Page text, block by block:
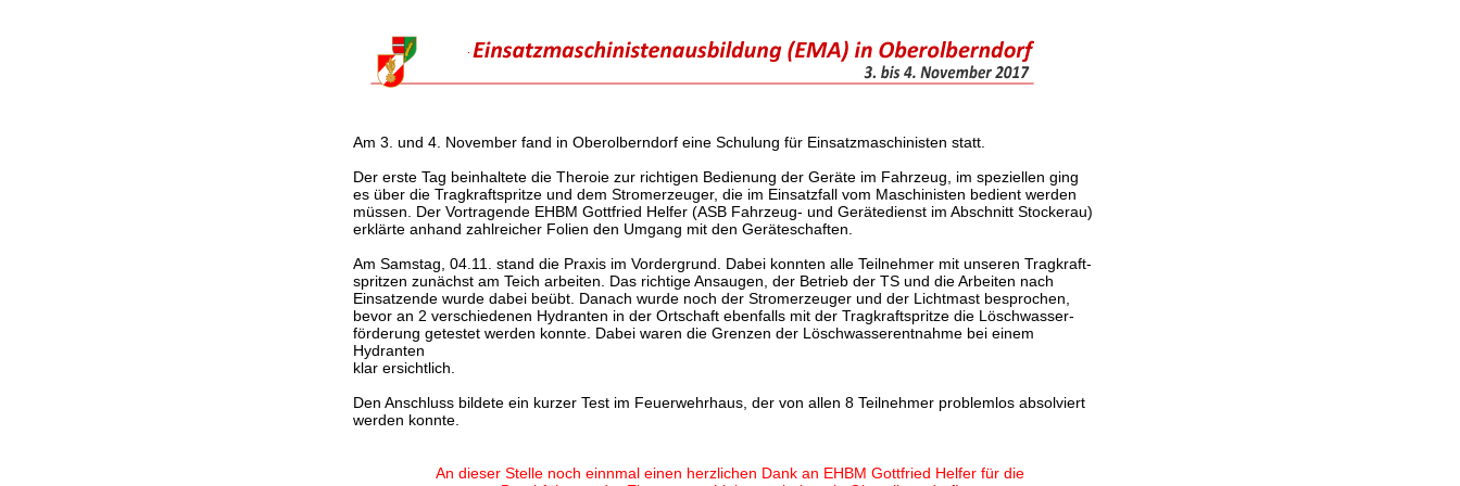
Am 3. und 4. November fand in Oberolberndorf eine Schulung für Einsatzmaschinisten statt.
Der erste Tag beinhaltete die Theroie zur richtigen Bedienung der Geräte im Fahrzeug, im speziellen ging
es über die Tragkraftspritze und dem Stromerzeuger, die im Einsatzfall vom Maschinisten bedient werden
müssen. Der Vortragende EHBM Gottfried Helfer (ASB Fahrzeug- und Gerätedienst im Abschnitt Stockerau)
erklärte anhand zahlreicher Folien den Umgang mit den Geräteschaften.
Am Samstag, 04.11. stand die Praxis im Vordergrund. Dabei konnten alle Teilnehmer mit unseren Tragkraft-
spritzen zunächst am Teich arbeiten. Das richtige Ansaugen, der Betrieb der TS und die Arbeiten nach
Einsatzende wurde dabei beübt. Danach wurde noch der Stromerzeuger und der Lichtmast besprochen,
bevor an 2 verschiedenen Hydranten in der Ortschaft ebenfalls mit der Tragkraftspritze die Löschwasser-
förderung getestet werden konnte. Dabei waren die Grenzen der Löschwasserentnahme bei einem
Hydranten
klar ersichtlich.
Den Anschluss bildete ein kurzer Test im Feuerwehrhaus, der von allen 8 Teilnehmer problemlos absolviert
werden konnte.
An dieser Stelle noch einnmal einen herzlichen Dank an EHBM Gottfried Helfer für die